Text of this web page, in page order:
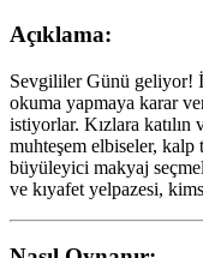
Açıklama:
Sevgililer Günü geliyor!
okuma yapmaya karar
istiyorlar. Kızlara
muhteşem elbiseler, kalp
büyüleyici makyaj
ve kıyafet yelpazesi,